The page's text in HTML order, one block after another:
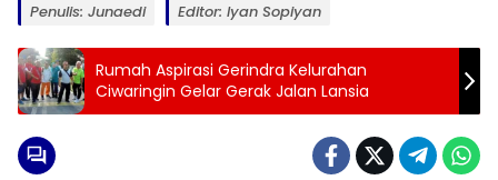
Penulis: Junaedi Editor: Iyan Sopiyan
Rumah Aspirasi Gerindra Kelurahan
Ciwaringin Gelar Gerak Jalan Lansia